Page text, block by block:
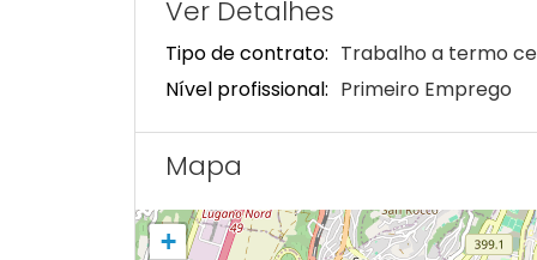
Ver Detalhes
Tipo de contrato: Trabalho a termo
Nível profissional: Primeiro Emprego
Mapa
+